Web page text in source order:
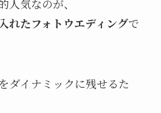
人気なのが、
れたフォトウエディングで
ダイナミックに残せるた